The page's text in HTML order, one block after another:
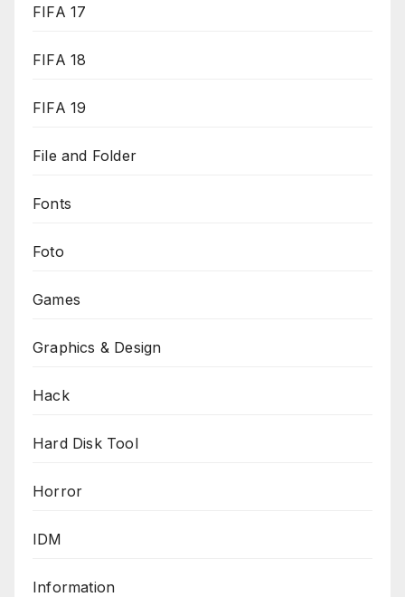
FIFA 17
FIFA 18
FIFA 19
File and Folder
Fonts
Foto
Games
Graphics & Design
Hack
Hard Disk Tool
Horror
IDM
Information